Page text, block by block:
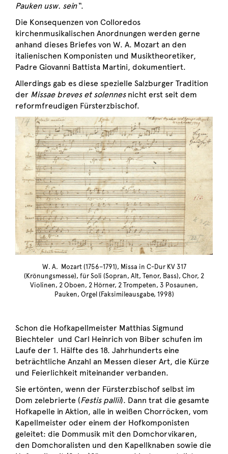
Pauken usw. sein“.
Die Konsequenzen von Colloredos
kirchenmusikalischen Anordnungen werden gerne
anhand dieses Briefes von W. A. Mozart an den
italienischen Komponisten und Musiktheoretiker,
Padre Giovanni Battista Martini, dokumentiert.
Allerdings gab es diese spezielle Salzburger Tradition
der Missae breves et solennesnicht erst seit dem
reformfreudigen Fürsterzbischof.
W. A. Mozart (1756−1791), Missa in C-Dur KV 317
(Krönungsmesse), für Soli (Sopran, Alt, Tenor, Bass), Chor, 2
Violinen, 2 Oboen, 2 Hörner, 2 Trompeten, 3 Posaunen,
Pauken, Orgel (Faksimileausgabe, 1998)
Schon die Hofkapellmeister Matthias Sigmund
Biechteler und Carl Heinrich von Biber schufen im
Laufe der 1. Hälfte des 18. Jahrhunderts eine
beträchtliche Anzahl an Messen dieser Art, die Kürze
und Feierlichkeit miteinander verbanden.
Sie ertönten, wenn der Fürsterzbischof selbst im
Dom zelebrierte (Festis pallii). Dann trat die gesamte
Hofkapelle in Aktion, alle in weißen Chorröcken, vom
Kapellmeister oder einem der Hofkomponisten
geleitet: die Dommusik mit den Domchorvikaren,
den Domchoralisten und den Kapellknaben sowie die